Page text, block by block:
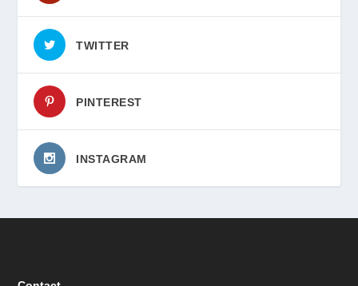
TWITTER
PINTEREST
INSTAGRAM